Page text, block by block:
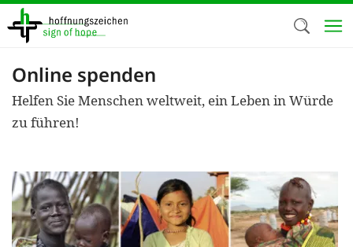
Direkt
zum
Inhalt
Online spenden
Helfen Sie Menschen weltweit, ein Leben in Würde
zu führen!
Wir
nutzen
Cookies zu